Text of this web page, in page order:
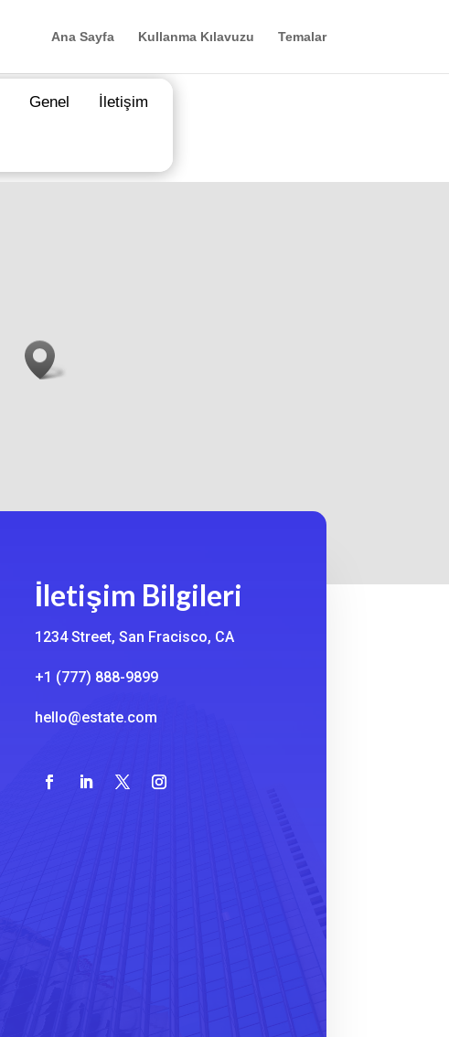
Ana Sayfa Kullanma Kılavuzu Temalar
Genel İletişim
İletişim Bilgileri
1234 Street, San Fracisco, CA
+1 (777) 888-9899
hello@estate.com